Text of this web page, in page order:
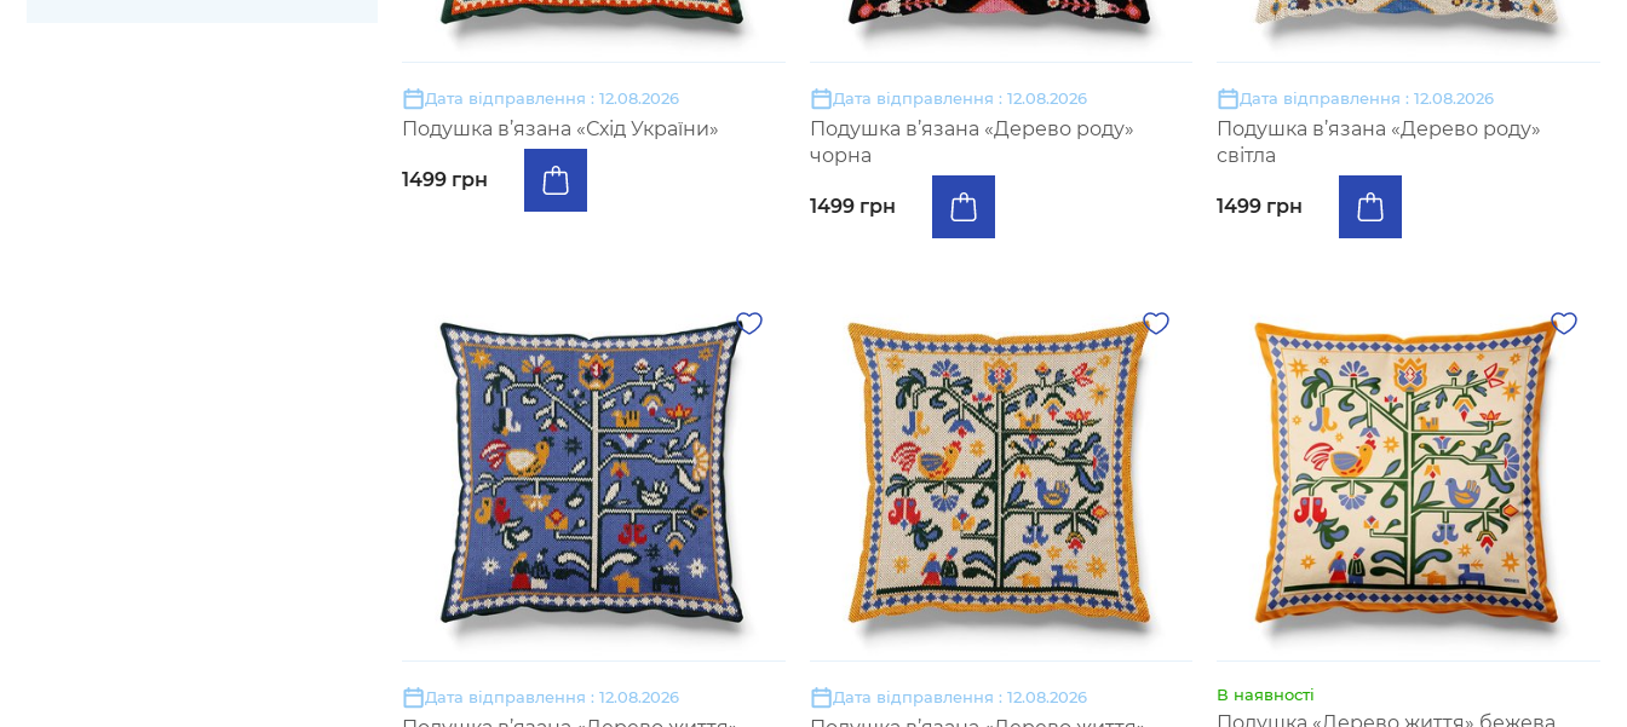
Дата відправлення : 12.08.2026
Подушка в’язана «Схід України»
1499 грн
Дата відправлення : 12.08.2026
Подушка в’язана «Дерево роду»
чорна
1499 грн
Дата відправлення : 12.08.2026
Подушка в’язана «Дерево роду»
світла
1499 грн
Дата відправлення : 12.08.2026 Дата відправлення : 12.08.2026 В наявності